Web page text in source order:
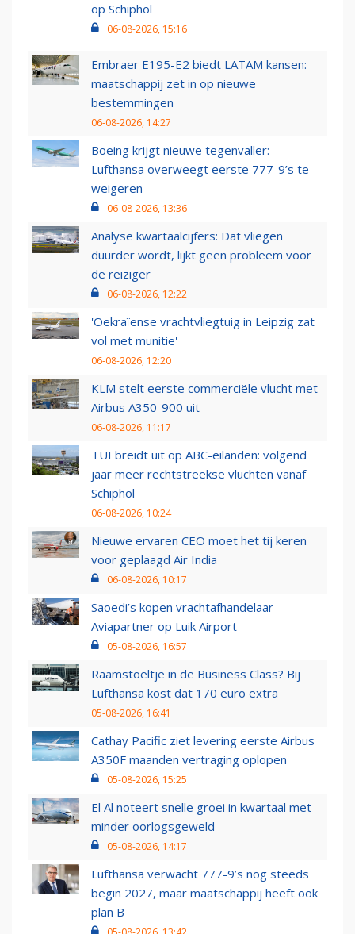
op Schiphol
06-08-2026, 15:16
Embraer E195-E2 biedt LATAM kansen:
maatschappij zet in op nieuwe
bestemmingen
06-08-2026, 14:27
Boeing krijgt nieuwe tegenvaller:
Lufthansa overweegt eerste 777-9’s te
weigeren
06-08-2026, 13:36
Analyse kwartaalcijfers: Dat vliegen
duurder wordt, lijkt geen probleem voor
de reiziger
06-08-2026, 12:22
'Oekraïense vrachtvliegtuig in Leipzig zat
vol met munitie'
06-08-2026, 12:20
KLM stelt eerste commerciële vlucht met
Airbus A350-900 uit
06-08-2026, 11:17
TUI breidt uit op ABC-eilanden: volgend
jaar meer rechtstreekse vluchten vanaf
Schiphol
06-08-2026, 10:24
Nieuwe ervaren CEO moet het tij keren
voor geplaagd Air India
06-08-2026, 10:17
Saoedi’s kopen vrachtafhandelaar
Aviapartner op Luik Airport
05-08-2026, 16:57
Raamstoeltje in de Business Class? Bij
Lufthansa kost dat 170 euro extra
05-08-2026, 16:41
Cathay Pacific ziet levering eerste Airbus
A350F maanden vertraging oplopen
05-08-2026, 15:25
El Al noteert snelle groei in kwartaal met
minder oorlogsgeweld
05-08-2026, 14:17
Lufthansa verwacht 777-9’s nog steeds
begin 2027, maar maatschappij heeft ook
plan B